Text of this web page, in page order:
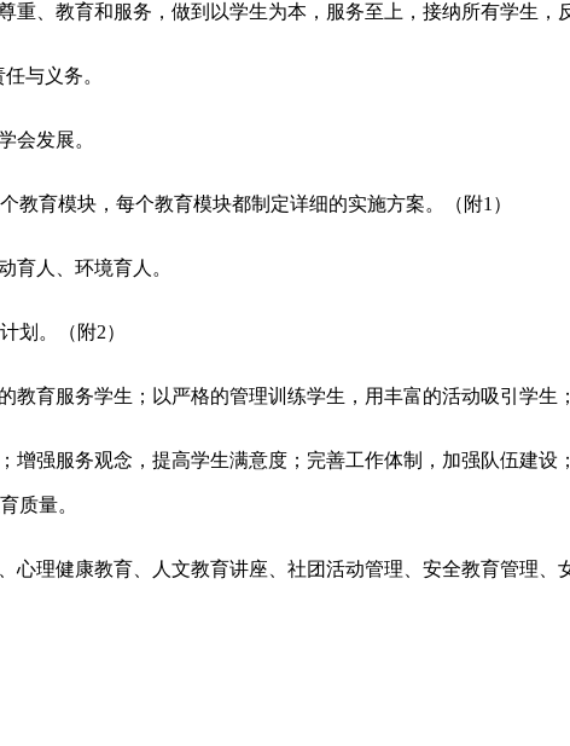
重、教育和服务，做到以学生为本，服务至上，接纳所有学生，
与义务。
会发展。
个教育模块，每个教育模块都制定详细的实施方案。（附1 ）
人、环境育人。
划。（附2）
育服务学生；以严格的管理训练学生，用丰富的活动吸引学生
强服务观念，提高学生满意度；完善工作体制，加强队伍建设
质量。
理健康教育、人文教育讲座、社团活动管理、安全教育管理、